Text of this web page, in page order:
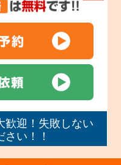
歓迎！失敗しない
い！！